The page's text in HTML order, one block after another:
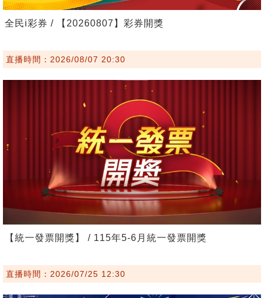
全民i彩券 / 【20260807】彩券開獎
直播時間：2026/08/07 20:30
【統一發票開獎】 / 115年5-6月統一發票開獎
直播時間：2026/07/25 12:30